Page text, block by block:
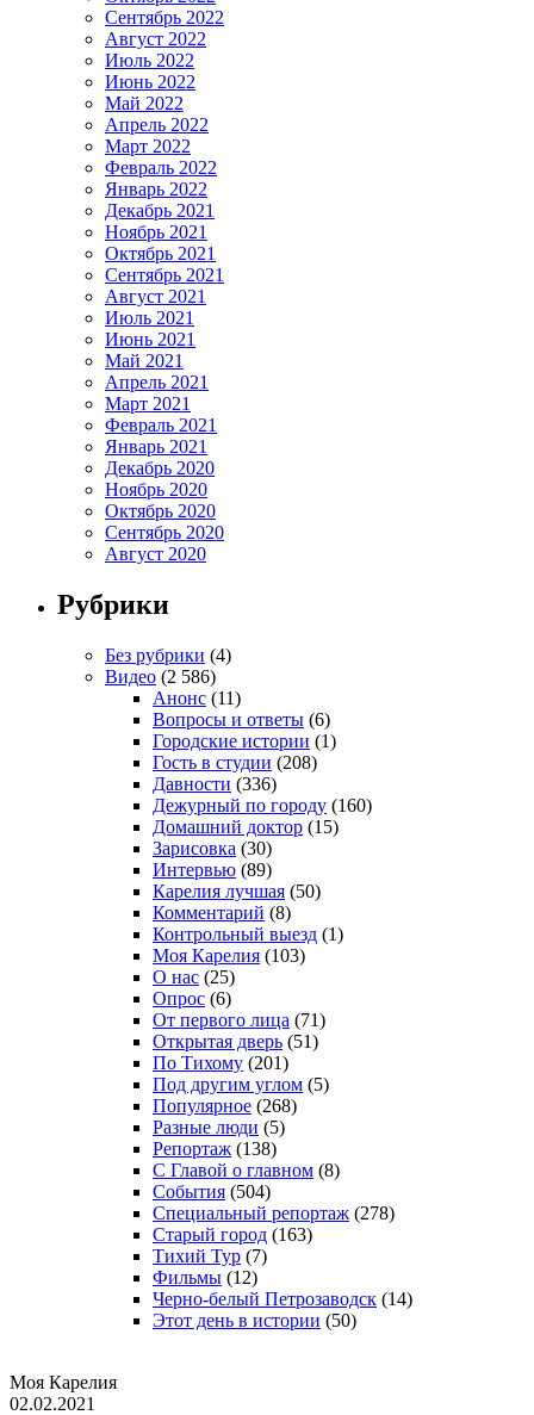
Сентябрь 2022
Август 2022
Июль 2022
Июнь 2022
Май 2022
Апрель 2022
Март 2022
Февраль 2022
Январь 2022
Декабрь 2021
Ноябрь 2021
Октябрь 2021
Сентябрь 2021
Август 2021
Июль 2021
Июнь 2021
Май 2021
Апрель 2021
Март 2021
Февраль 2021
Январь 2021
Декабрь 2020
Ноябрь 2020
Октябрь 2020
Сентябрь 2020
Август 2020
Рубрики
Без рубрики (4)
Видео (2 586)
Анонс (11)
Вопросы и ответы (6)
Городские истории (1)
Гость в студии (208)
Давности (336)
Дежурный по городу (160)
Домашний доктор (15)
Зарисовка (30)
Интервью (89)
Карелия лучшая (50)
Комментарий (8)
Контрольный выезд (1)
Моя Карелия (103)
О нас (25)
Опрос (6)
От первого лица (71)
Открытая дверь (51)
По Тихому (201)
Под другим углом (5)
Популярное (268)
Разные люди (5)
Репортаж (138)
С Главой о главном (8)
События (504)
Специальный репортаж (278)
Старый город (163)
Тихий Тур (7)
Фильмы (12)
Черно-белый Петрозаводск (14)
Этот день в истории (50)
Моя Карелия
02.02.2021